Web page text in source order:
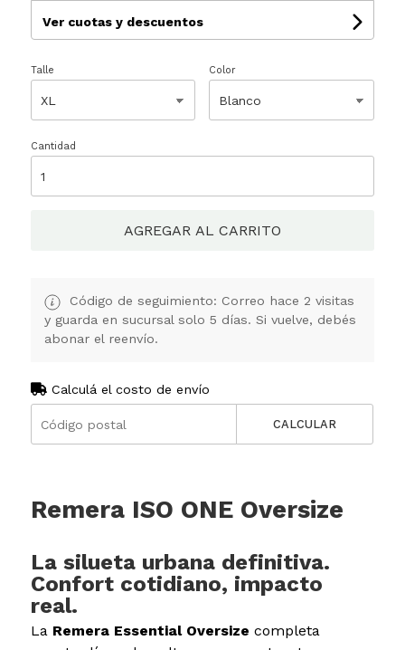
Ver cuotas y descuentos
Talle Color
Cantidad
AGREGAR AL CARRITO
Código de seguimiento: Correo hace 2 visitas
y guarda en sucursal solo 5 días. Si vuelve, debés
abonar el reenvío.
Calculá el costo de envío
CALCULAR
Remera ISO ONE Oversize
La silueta urbana definitiva.
Confort cotidiano, impacto
real.
La Remera Essential Oversize completa